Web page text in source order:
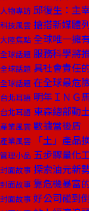
人物專訪 邱復生：主
科技風雲 搶搭新媒體
大陸焦點 全球唯一擁
全球話題 服務科學將
全球話題 具社會責任
全球話題 在全球最危
台北耳語 明年ＩＮＧ
台北耳語 東森總部動
產業風雲 數據當後盾
產業風雲 「土」產品
管理小品 五步驟量化
封面故事 探索油元新
封面故事 靠危機暴富
封面故事 好公司碰到